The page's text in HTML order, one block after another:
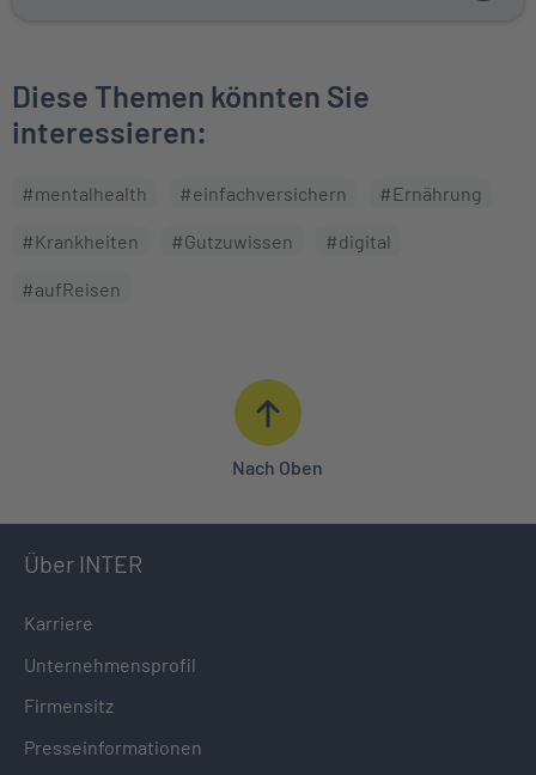
Diese Themen könnten Sie
interessieren:
#mentalhealth #einfachversichern #Ernährung
#Krankheiten #Gutzuwissen #digital
#aufReisen
Nach Oben
Über INTER
Karriere
Unternehmensprofil
Firmensitz
Presseinformationen